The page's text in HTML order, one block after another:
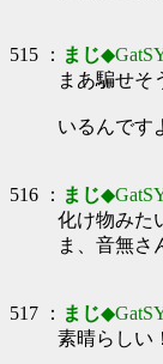
515 ： まじ
まあ騙せそ
いるんです
516 ： まじ
化け物みた
ま、音無さ
517 ： まじ
素晴らしい